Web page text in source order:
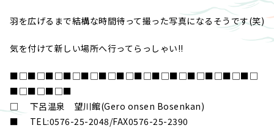
羽を広げるまで結構な時間待って撮った写真になるそうです(笑)
気を付けて新しい場所へ行ってらっしゃい!!
■□■□■□■□■□■□■□■□■□■□■□■□■□■□
■□■□■□■
□ 下呂温泉 望川館(Gero onsen Bosenkan)
■ TEL:0576-25-2048/FAX0576-25-2390